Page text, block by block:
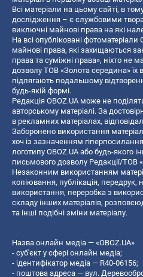
Всі матеріали на цьому сайті, в тому
дослідження – є службовими
виключні майнові права на які
На всі опубліковані
майнові права, які захищаються
права та суміжні права», ніхто не
дозволу ТОВ «Золота середина» їх
підлягають подальшому
будь-якій формі.
Редакція OBOZ.UA може не
авторському матеріалі. За
в рекламних матеріалах,
Заборонено використання
хоч із зазначенням
логотипу OBOZ.UA або будь-якого
письмового дозволу Редакції/ТОВ
Незаконним використанням
копiювання, публiкацiя, передрук,
використання, переробка з
складу інших матеріалів,
та інші подібні зміни матеріалу.
Назва онлайн медіа — «OBOZ.UA»
- суб'єкт у сфері онлайн медіа;
- ідентифікатор медіа — R40-06156;
- поштова адреса — вул.